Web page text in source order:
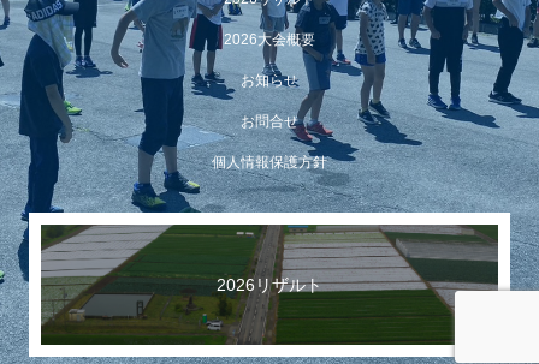
【イベント報告】Luminaオンラインガイドツアーが開催
されました
2026大会概要
お知らせ
お問合せ
個人情報保護方針
2026リザルト